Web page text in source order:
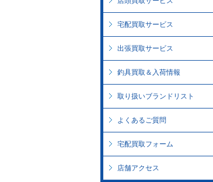
宅配買取サービス
出張買取サービス
釣具買取＆入荷情報
取り扱いブランドリスト
よくあるご質問
宅配買取フォーム
店舗アクセス